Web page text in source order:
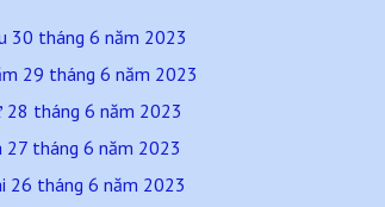
30 tháng 6 năm 2023
29 tháng 6 năm 2023
28 tháng 6 năm 2023
27 tháng 6 năm 2023
26 tháng 6 năm 2023